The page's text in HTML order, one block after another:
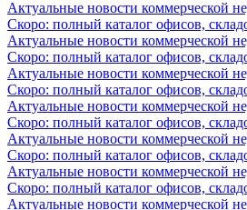
Актуальные новости коммерческой
Скоро: полный каталог офисов,
Актуальные новости коммерческой
Скоро: полный каталог офисов,
Актуальные новости коммерческой
Скоро: полный каталог офисов,
Актуальные новости коммерческой
Скоро: полный каталог офисов,
Актуальные новости коммерческой
Скоро: полный каталог офисов,
Актуальные новости коммерческой
Скоро: полный каталог офисов,
Актуальные новости коммерческой